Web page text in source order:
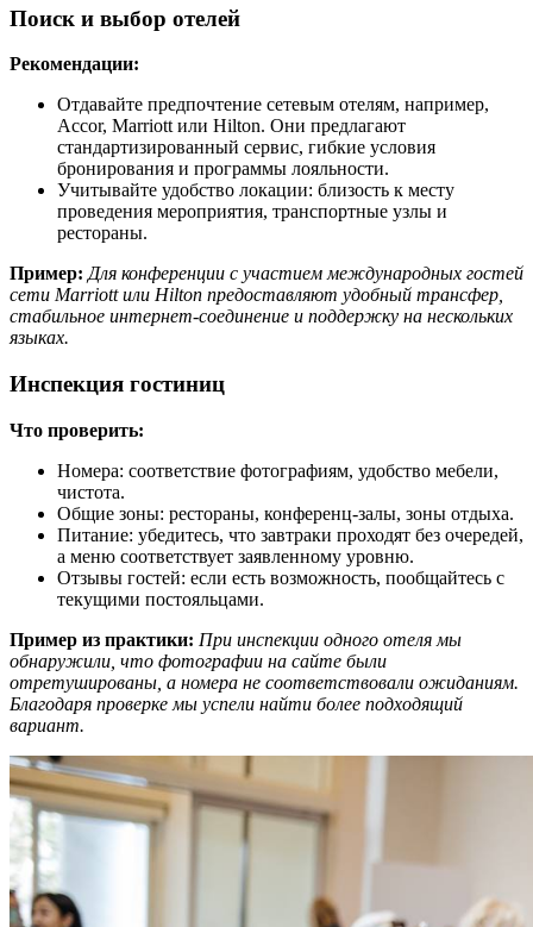
Поиск и выбор отелей
Рекомендации:
Отдавайте предпочтение сетевым отелям, например,
Accor, Marriott или Hilton. Они предлагают
стандартизированный сервис, гибкие условия
бронирования и программы лояльности.
Учитывайте удобство локации: близость к месту
проведения мероприятия, транспортные узлы и
рестораны.
Пример: Для конференции с участием международных гостей
сети Marriott или Hilton предоставляют удобный трансфер,
стабильное интернет-соединение и поддержку на нескольких
языках.
Инспекция гостиниц
Что проверить:
Номера: соответствие фотографиям, удобство мебели,
чистота.
Общие зоны: рестораны, конференц-залы, зоны отдыха.
Питание: убедитесь, что завтраки проходят без очередей,
а меню соответствует заявленному уровню.
Отзывы гостей: если есть возможность, пообщайтесь с
текущими постояльцами.
Пример из практики: При инспекции одного отеля мы
обнаружили, что фотографии на сайте были
отретушированы, а номера не соответствовали ожиданиям.
Благодаря проверке мы успели найти более подходящий
вариант.